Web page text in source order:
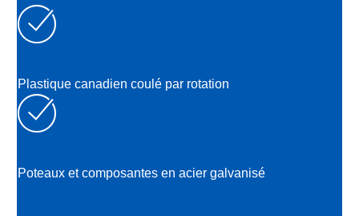
Plastique canadien coulé par rotation
Poteaux et composantes en acier galvanisé